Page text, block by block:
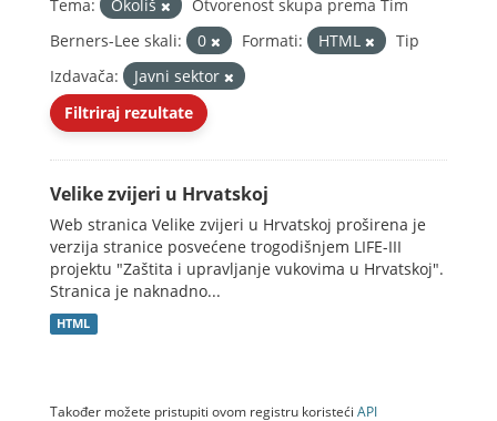
Tema: Okoliš
Otvorenost skupa prema Tim
Berners-Lee skali:
0 Formati: HTML
Tip
Izdavača:
Javni sektor
Filtriraj rezultate
Velike zvijeri u Hrvatskoj
Web stranica Velike zvijeri u Hrvatskoj proširena je
verzija stranice posvećene trogodišnjem LIFE-III
projektu "Zaštita i upravljanje vukovima u Hrvatskoj".
Stranica je naknadno...
HTML
Također možete pristupiti ovom registru koristeći API